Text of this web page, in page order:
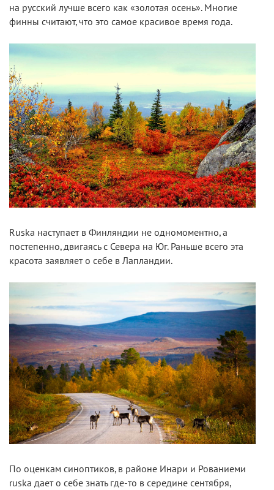
на русский лучше всего как «золотая осень». Многие
финны считают, что это самое красивое время года.
Ruska наступает в Финляндии не одномоментно, а
постепенно, двигаясь с Севера на Юг. Раньше всего эта
красота заявляет о себе в Лапландии.
По оценкам синоптиков, в районе Инари и Рованиеми
ruska дает о себе знать где-то в середине сентября,